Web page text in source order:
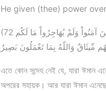
He given (thee) power
(72 إِنَّ الَّذِينَ آمَنُواْ وَهَاجَرُواْ وَجَاهَدُواْ بِأَمْوَالِهِمْ وَأَنفُسِهِمْ فِي سَبِيلِ اللّهِ وَالَّذِينَ آوَواْ وَّنَصَرُواْ أُوْلَـئِكَ بَعْضُهُمْ أَوْلِيَاء بَعْضٍ وَالَّذِينَ آمَنُواْ وَلَمْ يُهَاجِرُواْ مَا لَكُم
وَاللّهُ بِمَا تَعْمَلُونَ بَصِيرٌ
এতে কোন সন্দেহ নেই যে, যারা ঈমান
অপরের সহায়ক। আর যারা ঈমান এনেছে